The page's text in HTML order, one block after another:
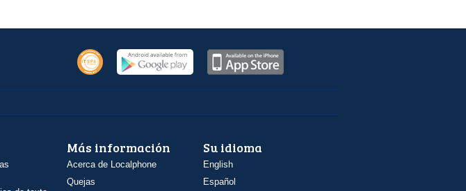
Más información
Acerca de Localphone
Quejas
Su idioma
English
Español